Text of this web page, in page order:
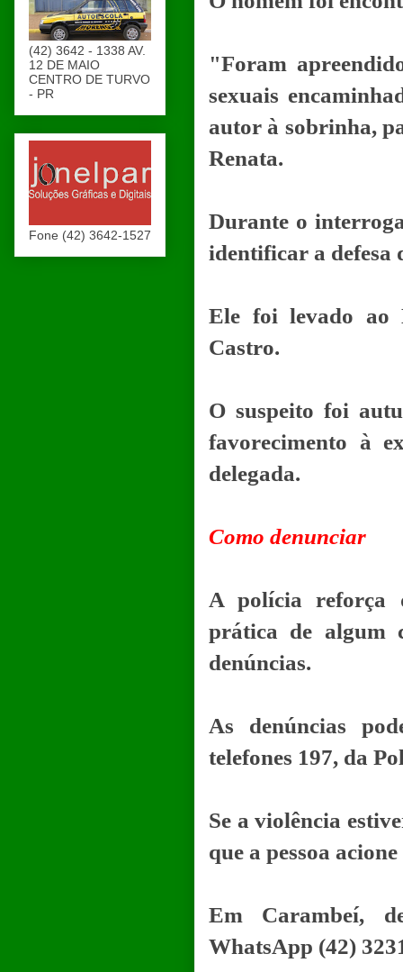
"Foram
sexuais
autor à sobrinha,
Renata.
Durante o
identificar a defesa
Ele foi levado ao
Castro.
O suspeito foi
favorecimento à
delegada.
Como denunciar
A polícia reforça
prática de algum
denúncias.
As denúncias
telefones 197, da
Se a violência
que a pessoa
Em Carambeí,
WhatsApp (42)
(42) 3642 - 1338 AV.
12 DE MAIO
CENTRO DE TURVO
- PR
Fone (42) 3642-1527